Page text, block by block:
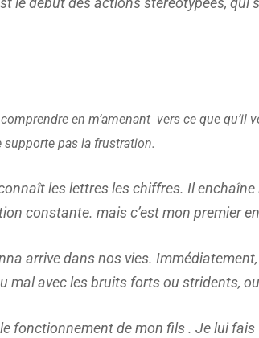
en m’amenant vers ce que qu’il
pas la frustration.
les lettres les chiffres. Il
constante. mais c’est mon premier
arrive dans nos vies.
mal avec les bruits forts ou stridents,
fonctionnement de mon fils . Je lui